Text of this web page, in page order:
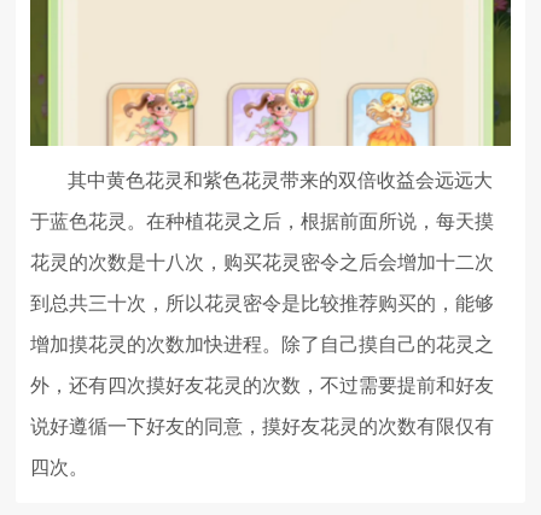
其中黄色花灵和紫色花灵带来的双倍收益会远远大
于蓝色花灵。在种植花灵之后，根据前面所说，每天摸
花灵的次数是十八次，购买花灵密令之后会增加十二次
到总共三十次，所以花灵密令是比较推荐购买的，能够
增加摸花灵的次数加快进程。除了自己摸自己的花灵之
外，还有四次摸好友花灵的次数，不过需要提前和好友
说好遵循一下好友的同意，摸好友花灵的次数有限仅有
四次。